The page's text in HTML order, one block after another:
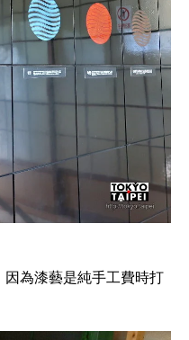
為漆藝是純手工費時打